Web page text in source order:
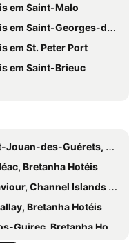
em Saint-Malo
Saint-Georges-de-Gréhaigne
em St. Peter Port
em Saint-Brieuc
des-Guérets, Bretanha Hotéis
Bretanha Hotéis
Channel Islands Hotéis
Bretanha Hotéis
Guirec, Bretanha Hotéis